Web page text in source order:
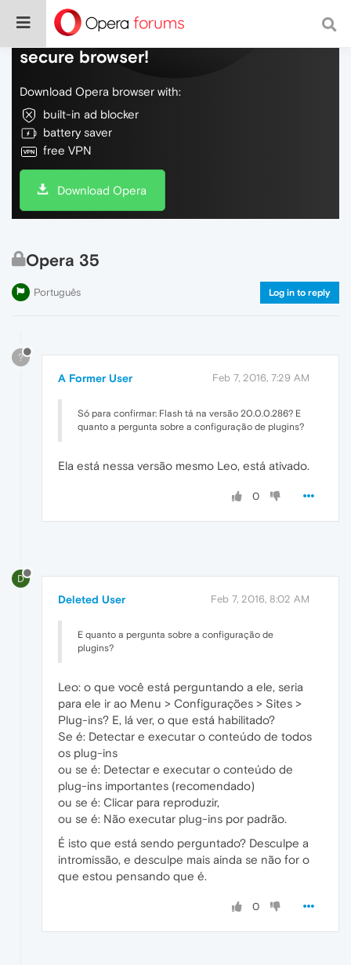
Do more on the web, with a fast and
secure browser!
Download Opera browser with:
built-in ad blocker
battery saver
free VPN
Download Opera
Opera 35
Português Log in to reply
?
A Former User Feb 7, 2016, 7:29 AM
Só para confirmar: Flash tá na versão 20.0.0.286? E
quanto a pergunta sobre a configuração de plugins?
Ela está nessa versão mesmo Leo, está ativado.
0
D
Deleted User Feb 7, 2016, 8:02 AM
E quanto a pergunta sobre a configuração de
plugins?
Leo: o que você está perguntando a ele, seria
para ele ir ao Menu > Configurações > Sites >
Plug-ins? E, lá ver, o que está habilitado?
Se é: Detectar e executar o conteúdo de todos
os plug-ins
ou se é: Detectar e executar o conteúdo de
plug-ins importantes (recomendado)
ou se é: Clicar para reproduzir,
ou se é: Não executar plug-ins por padrão.
É isto que está sendo perguntado? Desculpe a
intromissão, e desculpe mais ainda se não for o
que estou pensando que é.
0